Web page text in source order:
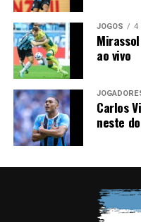
JOGOS 4
ao vivo
Carlos
neste